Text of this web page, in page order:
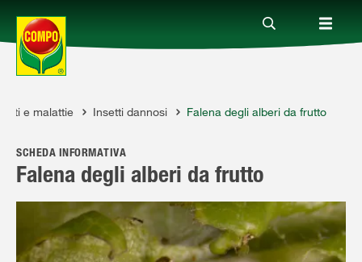
Prodotti
Magazine
Mondi Tematici
e malattie Insetti dannosi Falena degli alberi da frutto
SCHEDA INFORMATIVA
Falena degli alberi da frutto